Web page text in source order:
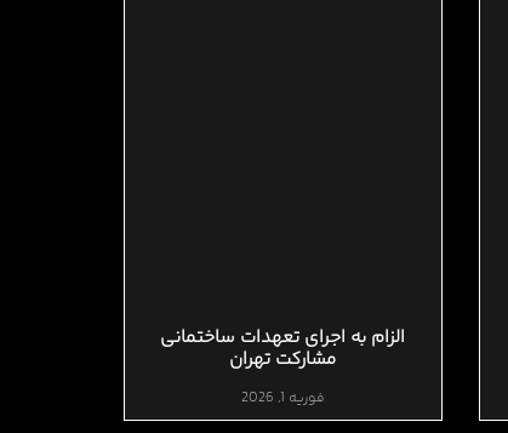
الزام به اجرای تعهدات ساختمانی
مشارکت تهران
فوریه 1, 2026